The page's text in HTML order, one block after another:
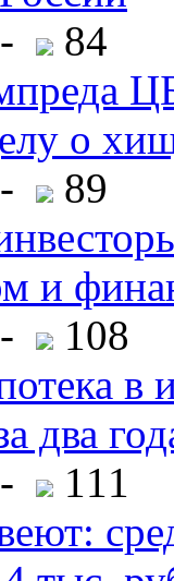
84
о
89
и
108
в
два
111